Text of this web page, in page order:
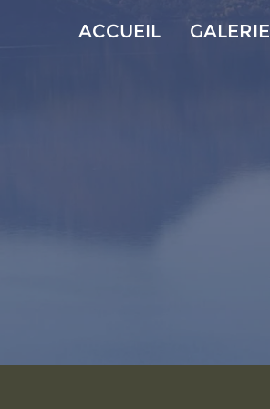
ACCUEIL GALERIE